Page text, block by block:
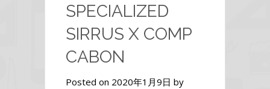
SPECIALIZED
SIRRUS X COMP
CABON
Posted on 2020年1月9日 by